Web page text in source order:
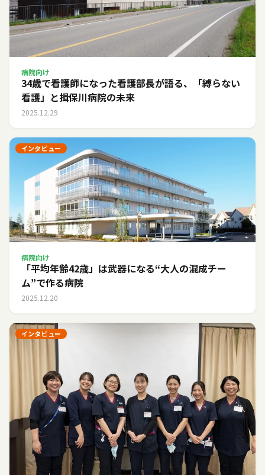
病院向け
34歳で看護師になった看護部長が語る、「縛らない
看護」と揖保川病院の未来
2025.12.29
インタビュー
病院向け
「平均年齢42歳」は武器になる――“大人の混成チー
ム”で作る病院
2025.12.20
インタビュー